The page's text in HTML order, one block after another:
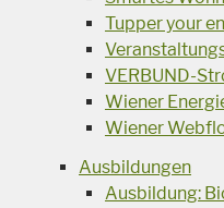
Tupper your
VERBUND-
Wiener
Wiener
Ausbildungen
Ausbildung: